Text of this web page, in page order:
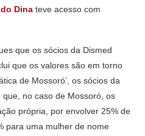
Dina teve acesso com
que os sócios da Dismed
que os valores são em torno
de Mossoró’, os sócios da
no caso de Mossoró, os
própria, por envolver 25% de
para uma mulher de nome